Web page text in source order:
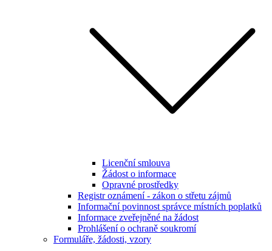
Licenční smlouva
Žádost o informace
Opravné prostředky
Registr oznámení - zákon o střetu zájmů
Informační povinnost správce místních poplatků
Informace zveřejněné na žádost
Prohlášení o ochraně soukromí
Formuláře, žádosti, vzory